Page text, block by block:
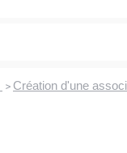
> Création d'une